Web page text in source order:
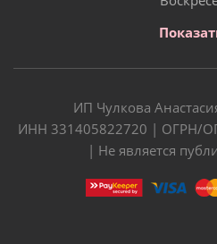
ИП Чулкова
ИНН 331405822720 | ОГРН/
| Не является